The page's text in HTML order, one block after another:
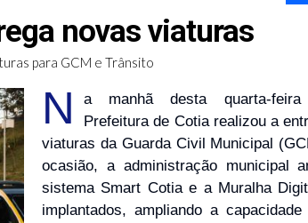
novas viaturas
para GCM e Trânsito
N
a manhã desta quarta-
Prefeitura de Cotia realizou a
viaturas da Guarda Civil Municipal
ocasião, a administração municipal
sistema Smart Cotia e a Muralha
implantados, ampliando a